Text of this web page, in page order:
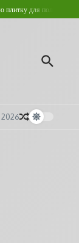
пола? Кровельные
2026